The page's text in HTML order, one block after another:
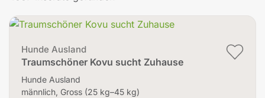
Hunde Ausland
Traumschöner Kovu sucht Zuhause
Hunde Ausland
männlich, Gross (25 kg–45 kg)